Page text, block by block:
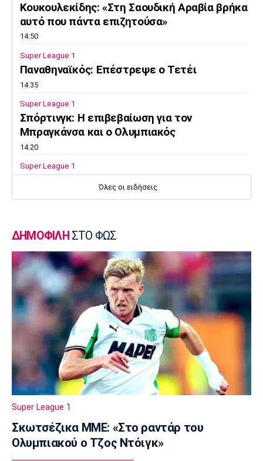
Κουκουλεκίδης: «Στη Σαουδική Αραβία βρήκα
αυτό που πάντα επιζητούσα»
14:50
Super League 1
Παναθηναϊκός: Επέστρεψε ο Τετέι
14:35
Super League 1
Σπόρτινγκ: Η επιβεβαίωση για τον
Μπραγκάνσα και ο Ολυμπιακός
14:20
Super League 1
ΠΑΟΚ: Ανεβαίνει ο Γιαννούλης
Ιωνικός: Ενισχύθηκε με τον Παγώνη
Εθνικές Μπάσκετ
Σκούμα: «Είμαστε ενωμένες και
προετοιμασμένες»
13:35
Super League 1
Ηλιόπουλος σε Πήλιο: «Υπήρχαν άνθρωποι
που σε αμφισβήτησαν» (vid)
Super League 2
ΑΕΛ: Πήρε τον Τσιγγάρα
EuroLeague
Ο Γουάλας στη Μακάμπι Τελ Αβίβ
Όλες οι ειδήσεις
ΔΗΜΟΦΙΛΗ ΣΤΟ ΦΩΣ
Super League 1
Σκωτσέζικα ΜΜΕ: «Στο ραντάρ του
Ολυμπιακού ο Τζος Ντόιγκ»